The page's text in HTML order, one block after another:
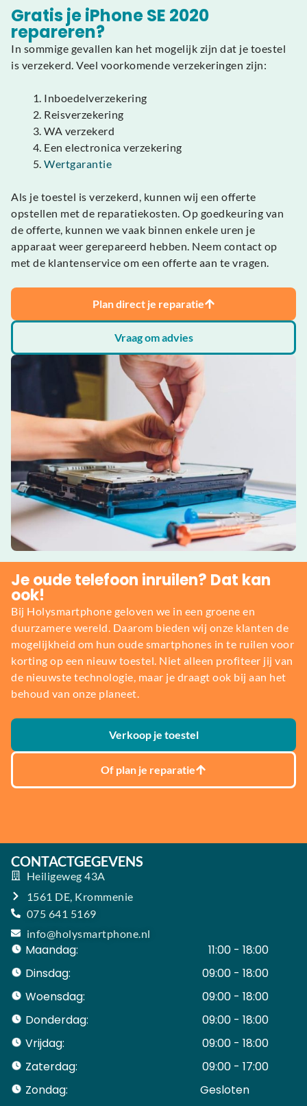
Gratis je iPhone SE 2020
repareren?
In sommige gevallen kan het mogelijk zijn dat je toestel
is verzekerd. Veel voorkomende verzekeringen zijn:
Inboedelverzekering
Reisverzekering
WA verzekerd
Een electronica verzekering
Wertgarantie
Als je toestel is verzekerd, kunnen wij een offerte
opstellen met de reparatiekosten. Op goedkeuring van
de offerte, kunnen we vaak binnen enkele uren je
apparaat weer gerepareerd hebben. Neem contact op
met de klantenservice om een offerte aan te vragen.
Plan direct je reparatie
Vraag om advies
Je oude telefoon inruilen? Dat kan
ook!
Bij Holysmartphone geloven we in een groene en
duurzamere wereld. Daarom bieden wij onze klanten de
mogelijkheid om hun oude smartphones in te ruilen voor
korting op een nieuw toestel. Niet alleen profiteer jij van
de nieuwste technologie, maar je draagt ook bij aan het
behoud van onze planeet.
Verkoop je toestel
Of plan je reparatie
CONTACTGEGEVENS
Heiligeweg 43A
1561 DE, Krommenie
075 641 5169
info@holysmartphone.nl
Maandag:
11:00 - 18:00
Dinsdag:
09:00 - 18:00
Woensdag:
09:00 - 18:00
Donderdag:
09:00 - 18:00
Vrijdag:
09:00 - 18:00
Zaterdag:
09:00 - 17:00
Zondag:
Gesloten ​ ​ ​ ​ ​ ​ ​